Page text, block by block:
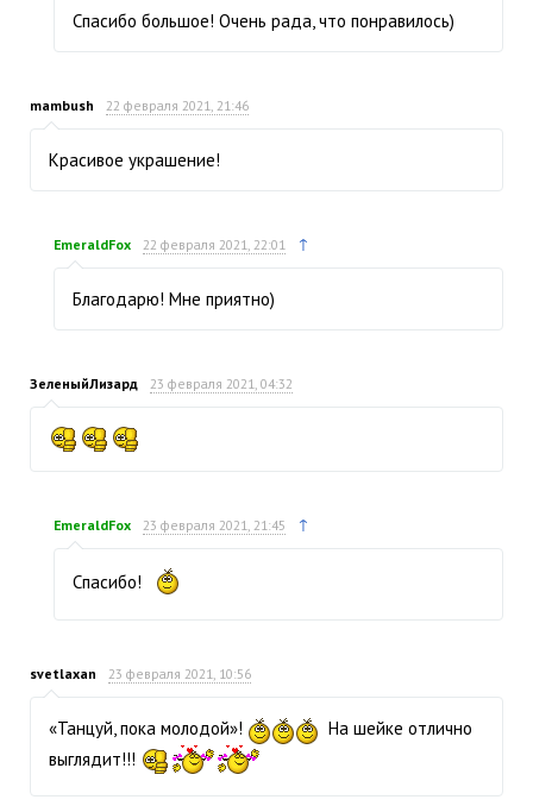
Спасибо большое! Очень рада, что понравилось)
mambush 22 февраля 2021, 21:46
Красивое украшение!
EmeraldFox 22 февраля 2021, 22:01 ↑
Благодарю! Мне приятно)
ЗеленыйЛизард 23 февраля 2021, 04:32
EmeraldFox 23 февраля 2021, 21:45 ↑
Спасибо!
svetlaxan 23 февраля 2021, 10:56
«Танцуй, пока молодой»!
На шейке отлично
выглядит!!!